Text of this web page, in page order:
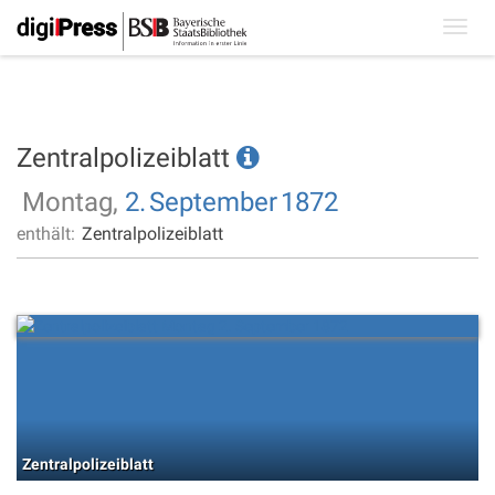
Zentralpolizeiblatt
Montag, 2.September1872
enthält: Zentralpolizeiblatt
Zentralpolizeiblatt